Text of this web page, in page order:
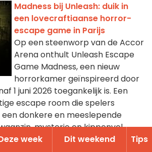
Madness bij Unleash: duik in
een lovecraftiaanse horror-
escape game in Parijs
Op een steenworp van de Accor
Arena onthult Unleash Escape
Game Madness, een nieuw
horrorkamer geïnspireerd door
1 juni 2026 toegankelijk is. Een
escape room die spelers
donkere en meeslepende
mysterie en kippenvel.
week Dit weekend Tips